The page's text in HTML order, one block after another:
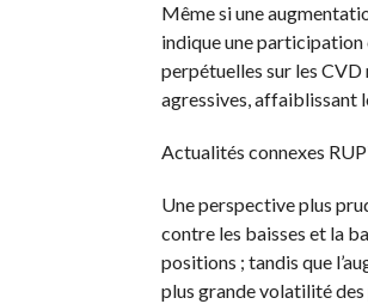
Même si une
indique une participation
perpétuelles sur les
agressives, affaiblissant
Actualités connexes
Une perspective plus
contre les baisses et la
positions ; tandis que
plus grande volatilité des